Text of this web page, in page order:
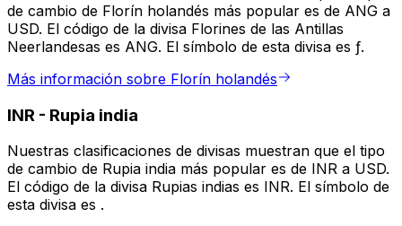
de cambio de Florín holandés más popular es de ANG a
USD. El código de la divisa Florines de las Antillas
Neerlandesas es ANG. El símbolo de esta divisa es ƒ.
Más información sobre Florín holandés
INR - Rupia india
Nuestras clasificaciones de divisas muestran que el tipo
de cambio de Rupia india más popular es de INR a USD.
El código de la divisa Rupias indias es INR. El símbolo de
esta divisa es ₹.